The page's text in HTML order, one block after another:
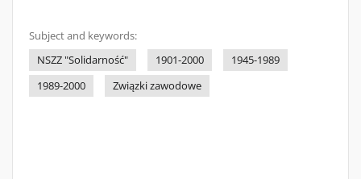
Subject and keywords:
NSZZ "Solidarność"
1901-2000
1945-1989
1989-2000
Związki zawodowe